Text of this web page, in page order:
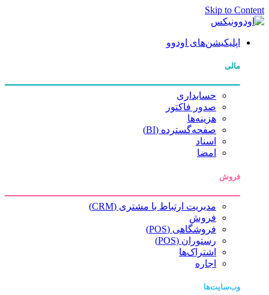
Skip to Content
اپلیکیشن‌های اودوو
مالی
حسابداری
صدور فاکتور
هزینه‌ها
صفحه‌گسترده (BI)
اسناد
امضا
فروش
مدیریت ارتباط با مشتری (CRM)
فروش
فروشگاهی (POS)
رستوران (POS)
اشتراک‌ها
اجاره
وب‌سایت‌ها